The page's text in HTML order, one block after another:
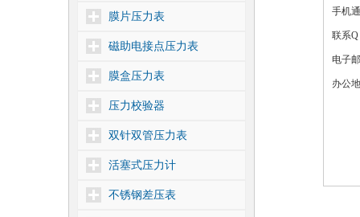
膜片压力表
磁助电接点压力表
膜盒压力表
压力校验器
双针双管压力表
活塞式压力计
不锈钢差压表
手机
联系
电子
办公